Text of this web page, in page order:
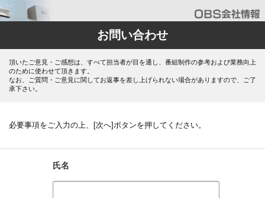
お問い合わせ
頂いたご意見・ご感想は、すべて担当者が目を通し、番組制作の参考および業務向上
のために使わせて頂きます。
なお、ご質問・ご意見に関してお返事を差し上げられない場合がありますので、ご了
承下さい。
必要事項をご入力の上、[次へ]ボタンを押してください。
氏名